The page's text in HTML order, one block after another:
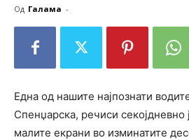
Од Галама -
Една од нашите најпознати
Спенџарска, речиси секојдневно
малите екрани во изминатите